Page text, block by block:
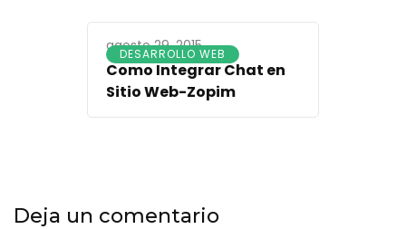
DESARROLLO WEB
agosto 29, 2015
Como Integrar Chat en
Sitio Web-Zopim
Deja un comentario